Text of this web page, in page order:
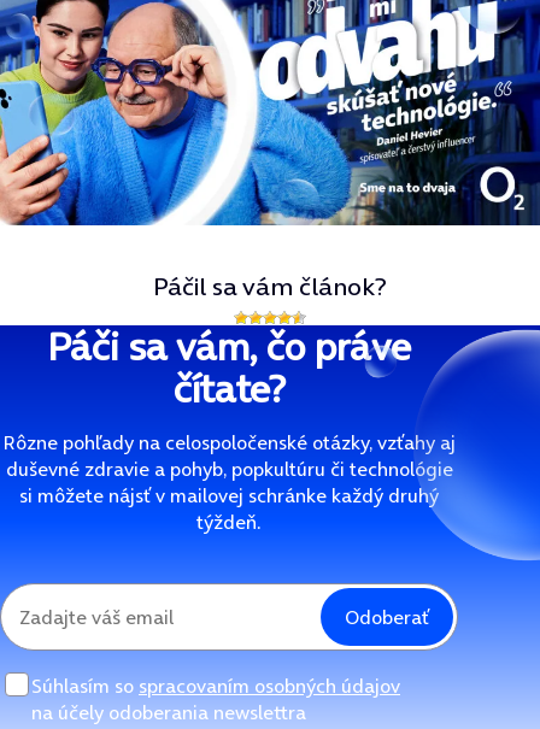
Páčil sa vám článok?
Páči sa vám, čo práve
čítate?
Rôzne pohľady na celospoločenské otázky, vzťahy aj
duševné zdravie a pohyb, popkultúru či technológie
si môžete nájsť v mailovej schránke každý druhý
týždeň.
Odoberať
Súhlasím so spracovaním osobných údajov
na účely odoberania newslettra